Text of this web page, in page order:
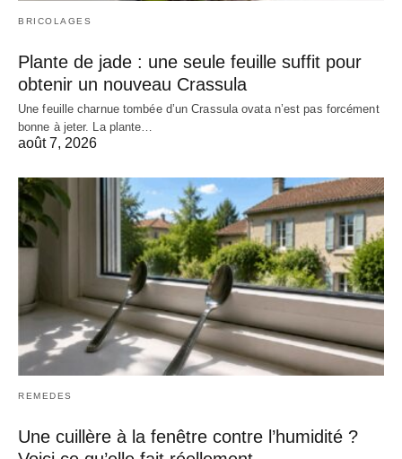
BRICOLAGES
Plante de jade : une seule feuille suffit pour
obtenir un nouveau Crassula
Une feuille charnue tombée d’un Crassula ovata n’est pas forcément
bonne à jeter. La plante…
août 7, 2026
REMEDES
Une cuillère à la fenêtre contre l’humidité ?